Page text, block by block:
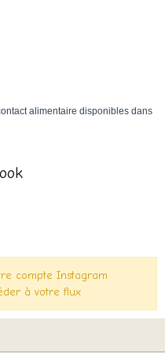
alimentaire disponibles dans
compte Instagram
à votre flux